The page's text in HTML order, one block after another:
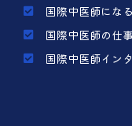
国際中医師にな
国際中医師の仕
国際中医師イン